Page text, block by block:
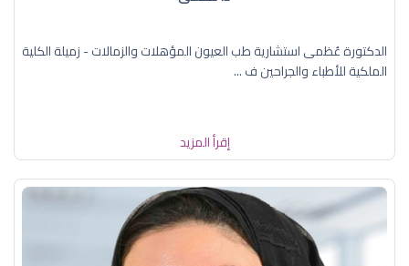
الدكتورة عُظمى استشارية طب العيون المؤهلات والزمالات - زميلة الكلية
الملكية للأطباء والجراحين ف ...
إقرأ المزيد